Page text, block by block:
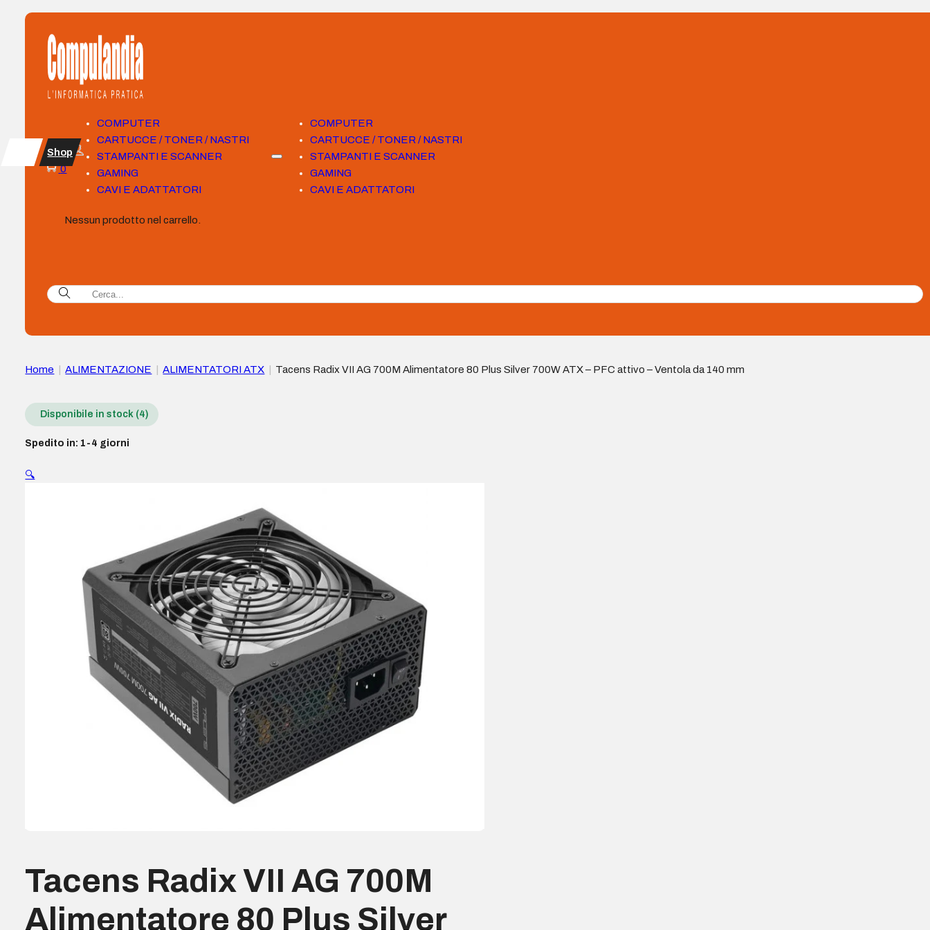
COMPUTER
CARTUCCE / TONER / NASTRI
STAMPANTI E SCANNER
GAMING
CAVI E ADATTATORI
COMPUTER
CARTUCCE / TONER / NASTRI
STAMPANTI E SCANNER
GAMING
CAVI E ADATTATORI
Shop
0
Nessun prodotto nel carrello.
Home ALIMENTAZIONE ALIMENTATORI ATX Tacens Radix VII AG 700M Alimentatore 80 Plus Silver 700W ATX – PFC attivo – Ventola da 140 mm
Disponibile in stock (4)
Spedito in: 1-4 giorni
🔍
Tacens Radix VII AG 700M
Alimentatore 80 Plus Silver